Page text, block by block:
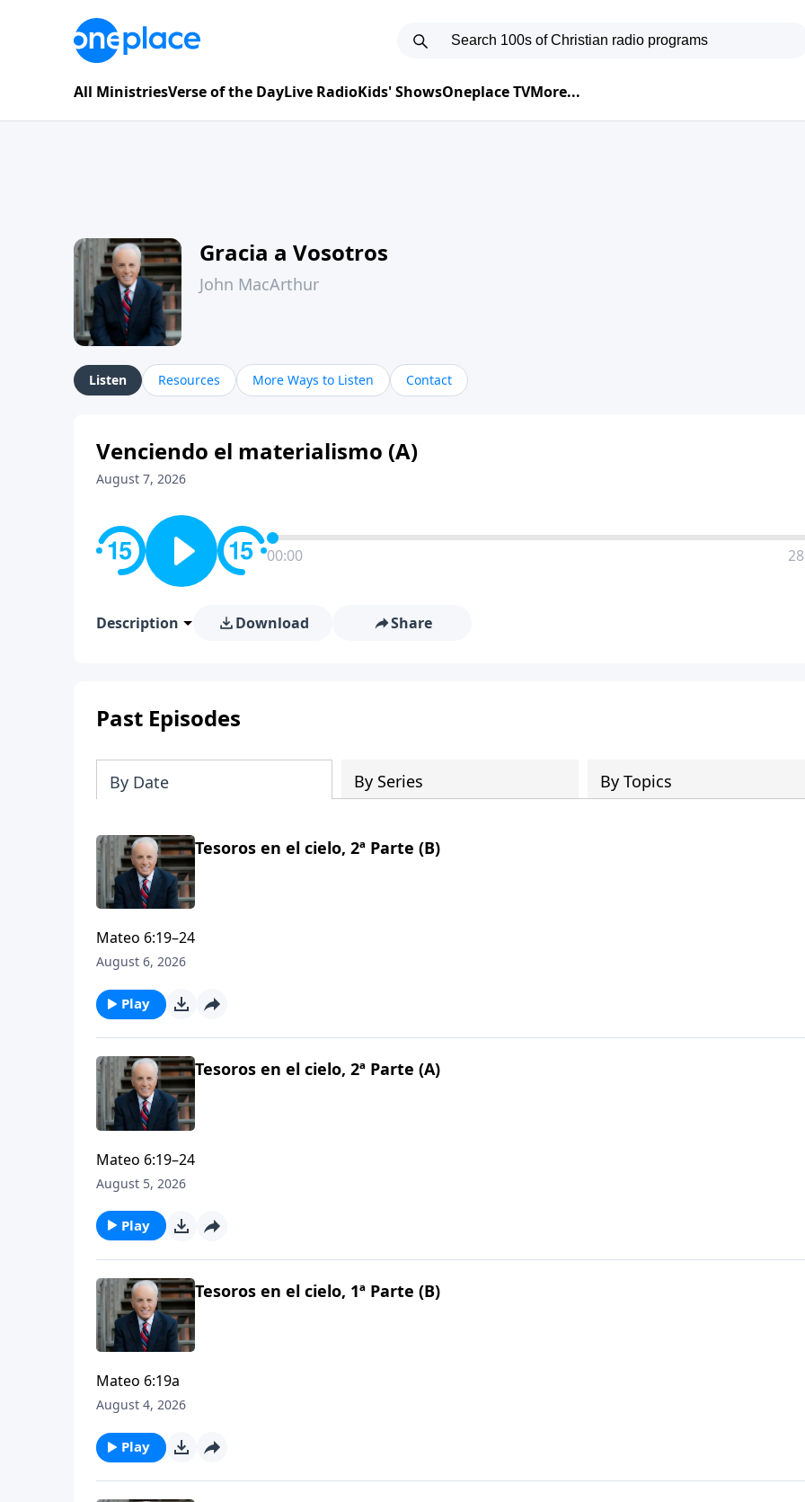
All MinistriesVerse of the DayLive RadioKids' ShowsOneplace TVMore...
Gracia a Vosotros
John MacArthur
Listen Resources More Ways to Listen Contact
Venciendo el materialismo (A)
August 7, 2026
00:00
Description Download Share
Past Episodes
By Date By Series By Topics
Tesoros en el cielo, 2ª Parte (B)
Mateo 6:19–24
August 6, 2026
Play
Tesoros en el cielo, 2ª Parte (A)
Mateo 6:19–24
August 5, 2026
Play
Tesoros en el cielo, 1ª Parte (B)
Mateo 6:19a
August 4, 2026
Play